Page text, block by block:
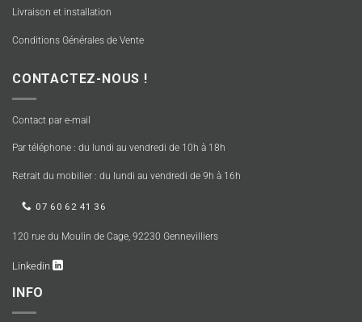
Livraison et installation
Conditions Générales de Vente
CONTACTEZ-NOUS !
Contact par e-mail
Par téléphone : du lundi au vendredi de 10h à 18h
Retrait du mobilier : du lundi au vendredi de 9h à 16h
07 60 62 41 36
120 rue du Moulin de Cage, 92230 Gennevilliers
Linkedin
INFO